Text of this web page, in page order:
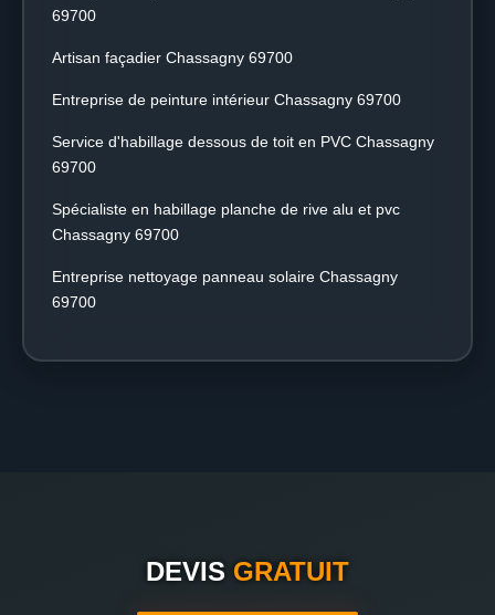
69700
Artisan façadier Chassagny 69700
Entreprise de peinture intérieur Chassagny 69700
Service d'habillage dessous de toit en PVC Chassagny
69700
Spécialiste en habillage planche de rive alu et pvc
Chassagny 69700
Entreprise nettoyage panneau solaire Chassagny
69700
DEVIS GRATUIT